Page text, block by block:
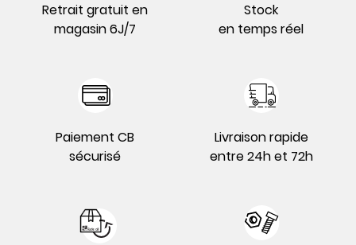
Retrait gratuit en
magasin 6J/7
Stock
en temps réel
Paiement CB
sécurisé
Livraison rapide
entre 24h et 72h